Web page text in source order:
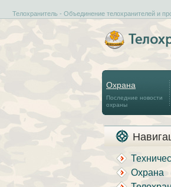
Телохранитель - Объединение телохранителей и
Охрана
Последние новости
охраны
Охрана